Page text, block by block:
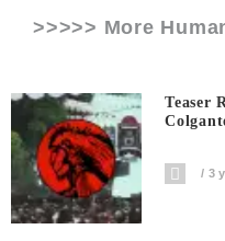
>>>>> More
Teaser
3